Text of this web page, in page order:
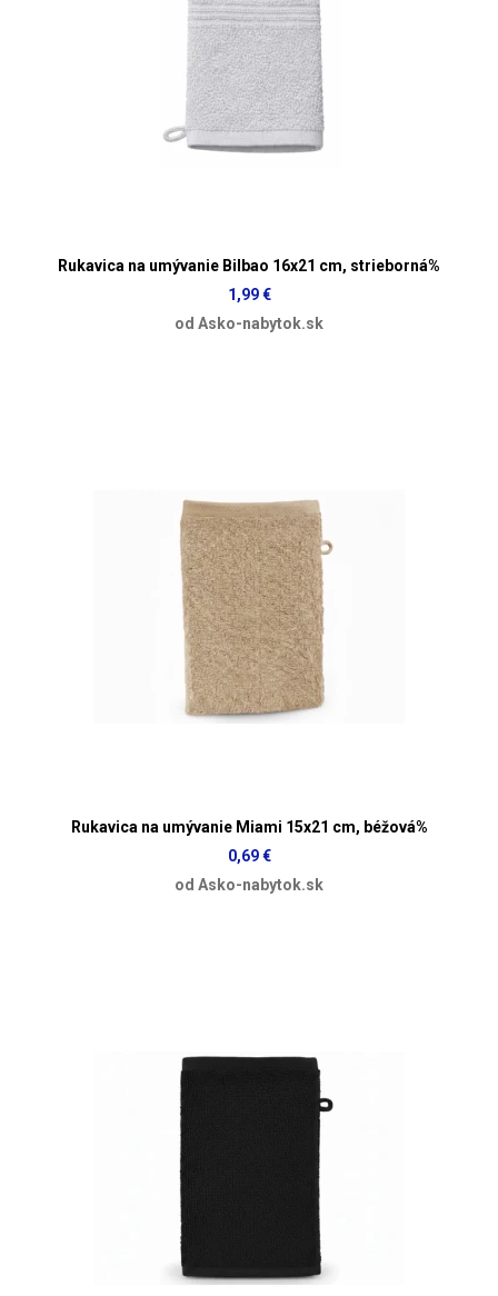
Rukavica na umývanie Bilbao 16x21 cm, strieborná%
1,99 €
od Asko-nabytok.sk
Rukavica na umývanie Miami 15x21 cm, béžová%
0,69 €
od Asko-nabytok.sk